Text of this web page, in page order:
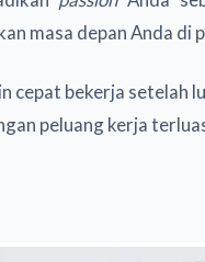
masa depan Anda di
cepat bekerja setelah
peluang kerja